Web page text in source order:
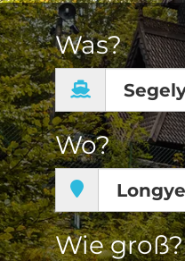
Was?
Wo?
Wie groß?